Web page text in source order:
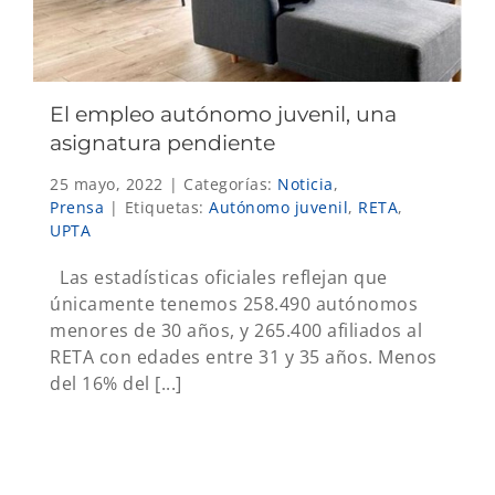
El empleo autónomo juvenil, una
asignatura pendiente
25 mayo, 2022 | Categorías: Noticia,
Prensa | Etiquetas: Autónomo juvenil, RETA,
UPTA
Las estadísticas oficiales reflejan que
únicamente tenemos 258.490 autónomos
menores de 30 años, y 265.400 afiliados al
RETA con edades entre 31 y 35 años. Menos
del 16% del [...]